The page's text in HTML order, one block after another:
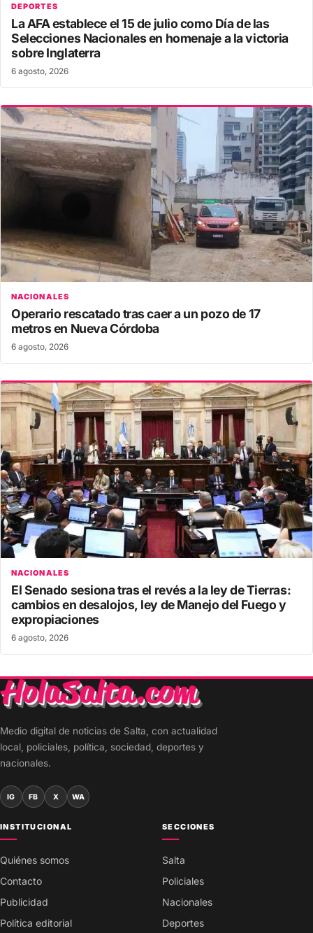
DEPORTES
La AFA establece el 15 de julio como Día de las
Selecciones Nacionales en homenaje a la victoria
sobre Inglaterra
6 agosto, 2026
NACIONALES
Operario rescatado tras caer a un pozo de 17
metros en Nueva Córdoba
6 agosto, 2026
NACIONALES
El Senado sesiona tras el revés a la ley de Tierras:
cambios en desalojos, ley de Manejo del Fuego y
expropiaciones
6 agosto, 2026
Medio digital de noticias de Salta, con actualidad
local, policiales, política, sociedad, deportes y
nacionales.
IG FB X WA
INSTITUCIONAL
Quiénes somos
Contacto
Publicidad
Política editorial
SECCIONES
Salta
Policiales
Nacionales
Deportes